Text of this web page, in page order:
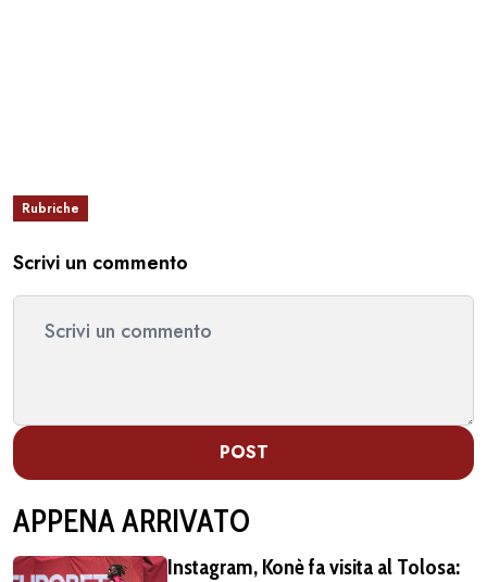
Rubriche
Scrivi un commento
POST
APPENA ARRIVATO
Instagram, Konè fa visita al Tolosa: